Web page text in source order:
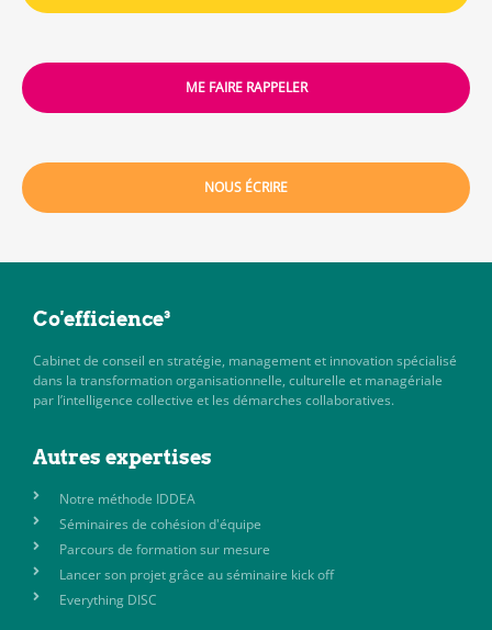
ME FAIRE RAPPELER
NOUS ÉCRIRE
Co'efficience³
Cabinet de conseil en stratégie, management et innovation spécialisé
dans la transformation organisationnelle, culturelle et managériale
par l’intelligence collective et les démarches collaboratives.
Autres expertises
Notre méthode IDDEA
Séminaires de cohésion d'équipe
Parcours de formation sur mesure
Lancer son projet grâce au séminaire kick off
Everything DISC